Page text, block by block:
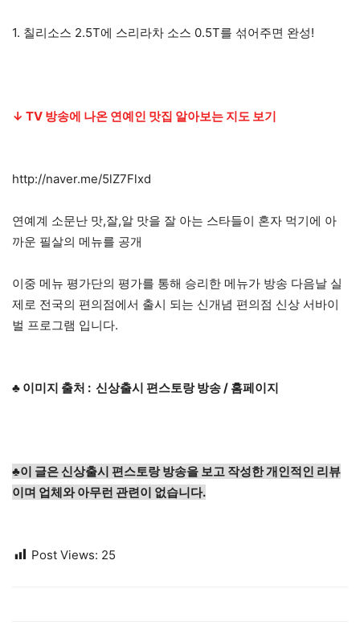
1. 칠리소스 2.5T에 스리라차 소스 0.5T를 섞어주면 완성!
↓ TV 방송에 나온 연예인 맛집 알아보는 지도 보기
http://naver.me/5lZ7Flxd
연예계 소문난 맛,잘,알 맛을 잘 아는 스타들이 혼자 먹기에 아
까운 필살의 메뉴를 공개
이중 메뉴 평가단의 평가를 통해 승리한 메뉴가 방송 다음날 실
제로 전국의 편의점에서 출시 되는 신개념 편의점 신상 서바이
벌 프로그램 입니다.
♣ 이미지 출처 : 신상출시 편스토랑 방송 / 홈페이지
♣이 글은 신상출시 편스토랑 방송을 보고 작성한 개인적인 리뷰
이며 업체와 아무런 관련이 없습니다.
Post Views: 25